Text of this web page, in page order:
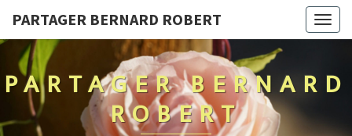
PARTAGER BERNARD ROBERT
PARTAGER BERNARD
ROBERT